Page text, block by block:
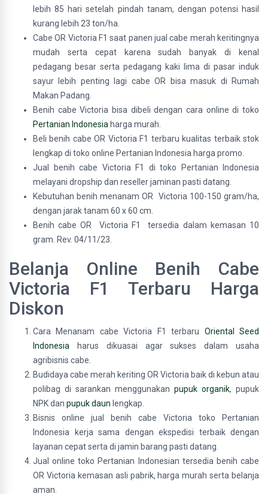
lebih 85 hari setelah pindah tanam, dengan potensi hasil
kurang lebih 23 ton/ha.
Cabe OR Victoria F1 saat panen jual cabe merah keritingnya
mudah serta cepat karena sudah banyak di kenal
pedagang besar serta pedagang kaki lima di pasar induk
sayur lebih penting lagi cabe OR bisa masuk di Rumah
Makan Padang.
Benih cabe Victoria bisa dibeli dengan cara online di toko
Pertanian Indonesia harga murah.
Beli benih cabe OR Victoria F1 terbaru kualitas terbaik stok
lengkap di toko online Pertanian Indonesia harga promo.
Jual benih cabe Victoria F1 di toko Pertanian Indonesia
melayani dropship dan reseller jaminan pasti datang.
Kebutuhan benih menanam OR Victoria 100-150 gram/ha,
dengan jarak tanam 60 x 60 cm.
Benih cabe OR Victoria F1 tersedia dalam kemasan 10
gram. Rev. 04/11/23.
Belanja Online Benih Cabe
Victoria F1 Terbaru Harga
Diskon
Cara Menanam cabe Victoria F1 terbaru Oriental Seed
Indonesia harus dikuasai agar sukses dalam usaha
agribisnis cabe.
Budidaya cabe merah keriting OR Victoria baik di kebun atau
polibag di sarankan menggunakan pupuk organik, pupuk
NPK dan pupuk daun lengkap.
Bisnis online jual benih cabe Victoria toko Pertanian
Indonesia kerja sama dengan ekspedisi terbaik dengan
layanan cepat serta di jamin barang pasti datang.
Jual online toko Pertanian Indonesian tersedia benih cabe
OR Victoria kemasan asli pabrik, harga murah serta belanja
aman.